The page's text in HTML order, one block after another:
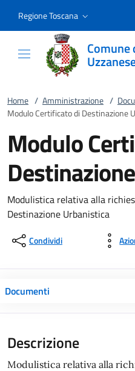
Regione Toscana
Comune
Home / Amministrazione /
Modulo Certificato di Destinazione
Modulo
Modulistica relativa alla
Destinazione Urbanistica
Condividi
Documenti
Descrizione
Modulistica relativa alla